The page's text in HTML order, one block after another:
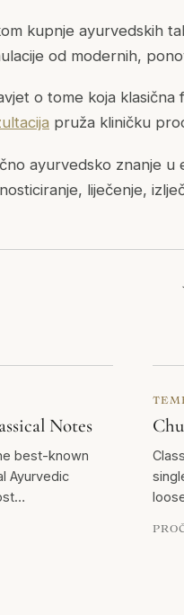
kupnje ayurvedskih
od modernih,
o tome koja
pruža kliničku
ayurvedsko znanje
liječenje,
Notes
best-known
Ayurvedic